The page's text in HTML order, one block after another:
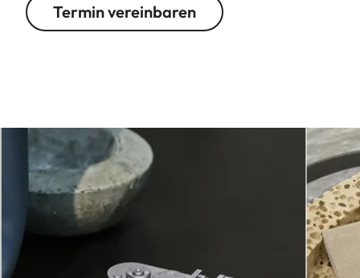
Termin vereinbaren